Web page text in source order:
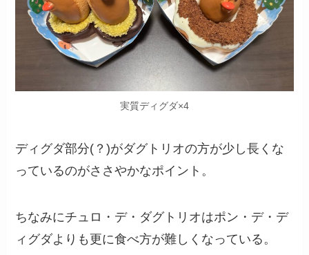
実質ディグダ×4
ディグダ部分(？)がダグトリオの方が少し長くな
っているのがささやかなポイント。
ちなみにチュロ・デ・ダグトリオはポン・デ・デ
ィグダよりも更に食べ方が難しくなっている。